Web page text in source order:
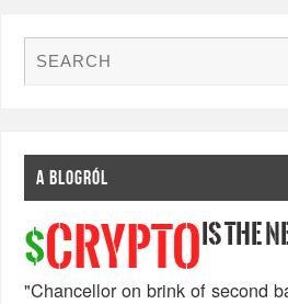
A BLOGRÓL
$CRYPTO IS THE
"Chancellor on brink of second